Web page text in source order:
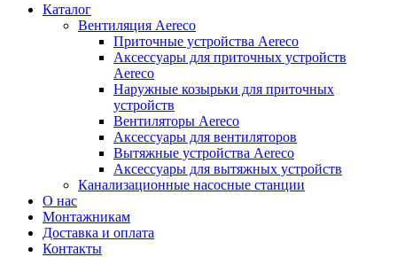
Каталог
Вентиляция Aereco
Приточные устройства Aereco
Аксессуары для приточных устройств
Aereco
Наружные козырьки для приточных
устройств
Вентиляторы Aereco
Аксессуары для вентиляторов
Вытяжные устройства Aereco
Аксессуары для вытяжных устройств
Канализационные насосные станции
О нас
Монтажникам
Доставка и оплата
Контакты